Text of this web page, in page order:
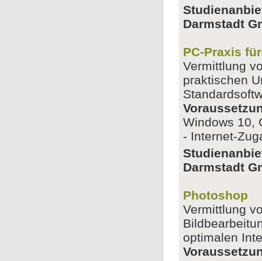
Darmstadt
PC-Praxis
Vermittlung
praktischen
Windows 10,
- Internet-
Darmstadt
Photoshop
Vermittlung
optimalen